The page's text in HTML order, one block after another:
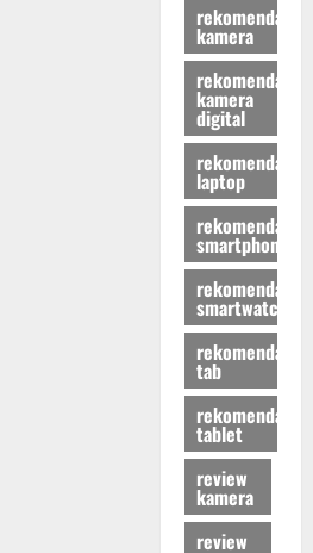
rekomendasi
kamera
rekomendasi
kamera
digital
rekomendasi
laptop
rekomendasi
smartphone
rekomendasi
smartwatch
rekomendasi
tab
rekomendasi
tablet
review
kamera
review